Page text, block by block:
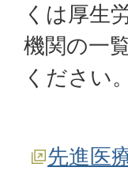
くは厚生
機関の一
ください。
先進医